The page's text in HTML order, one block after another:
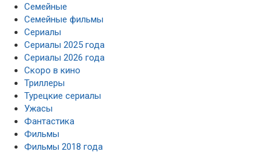
Семейные
Семейные фильмы
Сериалы
Сериалы 2025 года
Сериалы 2026 года
Скоро в кино
Триллеры
Турецкие сериалы
Ужасы
Фантастика
Фильмы
Фильмы 2018 года